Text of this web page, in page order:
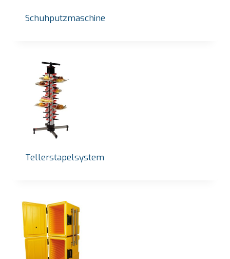
Schuhputzmaschine
Tellerstapelsystem